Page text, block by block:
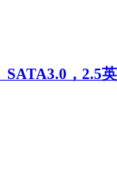
SATA3.0，2.5